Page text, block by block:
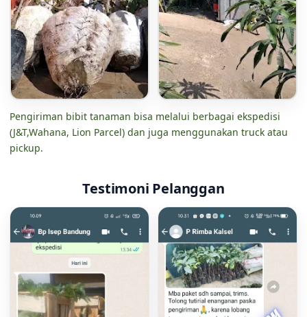
Pengiriman bibit tanaman bisa melalui berbagai ekspedisi
(J&T,Wahana, Lion Parcel) dan juga menggunakan truck atau
pickup.
Testimoni Pelanggan